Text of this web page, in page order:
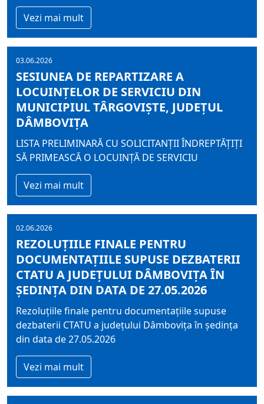
Vezi mai mult
03.06.2026
SESIUNEA DE REPARTIZARE A
LOCUINȚELOR DE SERVICIU DIN
MUNICIPIUL TÂRGOVIȘTE, JUDEȚUL
DÂMBOVIȚA
LISTA PRELIMINARĂ CU SOLICITANŢII ÎNDREPTĂŢIŢI
SĂ PRIMEASCĂ O LOCUINŢĂ DE SERVICIU
Vezi mai mult
02.06.2026
REZOLUȚIILE FINALE PENTRU
DOCUMENTAȚIILE SUPUSE DEZBATERII
CTATU A JUDEȚULUI DÂMBOVIȚA ÎN
ȘEDINȚA DIN DATA DE 27.05.2026
Rezoluțiile finale pentru documentațiile supuse
dezbaterii CTATU a județului Dâmbovița în ședința
din data de 27.05.2026
Vezi mai mult